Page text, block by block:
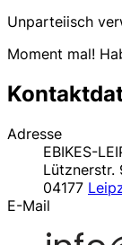
Unparteiisch
Moment mal!
Adresse
EBIKES-
Lütznerstr.
04177
E-Mail